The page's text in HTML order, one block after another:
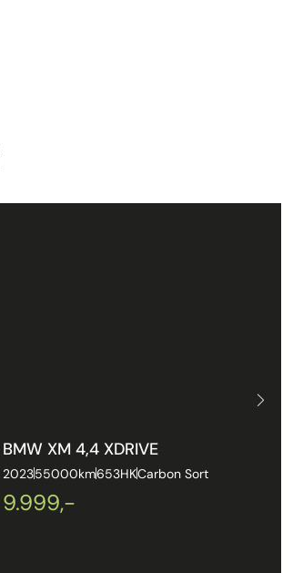
BMW XM 4,4 XDRIVE
202355000km653HKCarbon Sort
9.999,-